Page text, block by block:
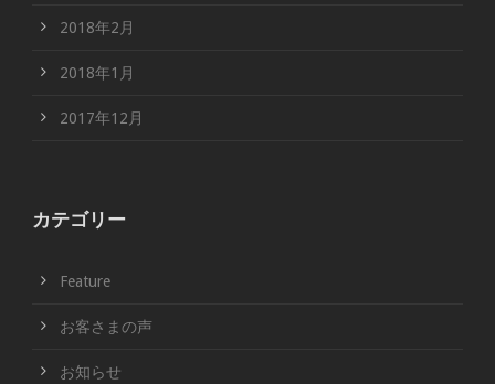
2018年2月
2018年1月
2017年12月
カテゴリー
Feature
お客さまの声
お知らせ